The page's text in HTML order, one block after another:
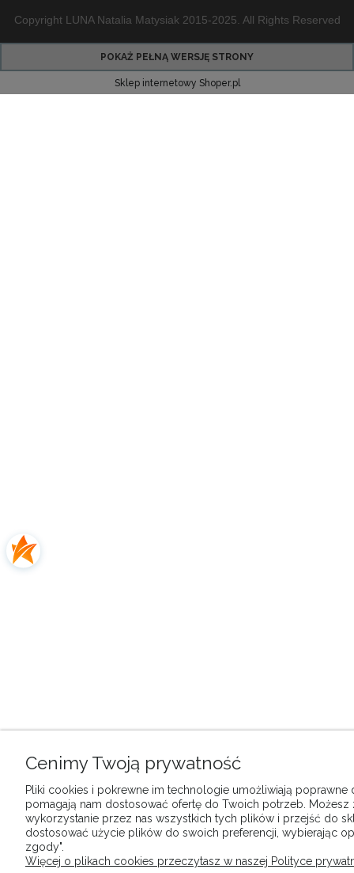
Copyright LUNA Natalia Matysiak 2015-2025. All Rights Reserved
POKAŻ PEŁNĄ WERSJĘ STRONY
Sklep internetowy Shoper.pl
Cenimy Twoją prywatność
Pliki cookies i pokrewne im technologie umożliwiają poprawne
pomagają nam dostosować ofertę do Twoich potrzeb. Możesz
wykorzystanie przez nas wszystkich tych plików i przejść do
dostosować użycie plików do swoich preferencji, wybierając
zgody".
Więcej o plikach cookies przeczytasz w naszej Polityce